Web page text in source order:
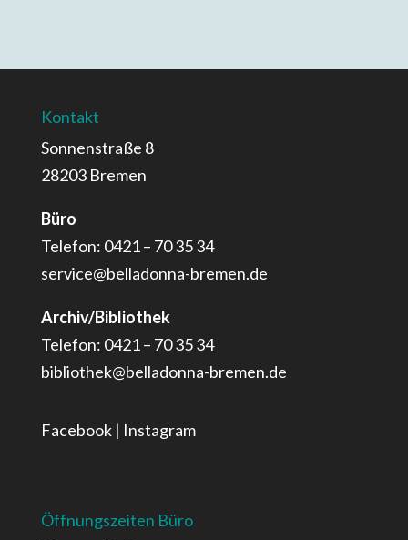
Kontakt
Sonnenstraße 8
28203 Bremen
Büro
Telefon: 0421 – 70 35 34
service@belladonna-bremen.de
Archiv/Bibliothek
Telefon: 0421 – 70 35 34
bibliothek@belladonna-bremen.de
Facebook| Instagram
Öffnungszeiten Büro